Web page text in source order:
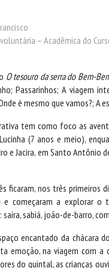
– Acadêmica do
O tesouro da serra do Bem-
Passarinhos; A viagem
é mesmo que vamos?; A
tem como foco as
(7 anos e meio),
e Jacira, em Santo Antônio
ficaram, nos três primeiros
e começaram a explorar o
saíra, sabiá, joão-de-barro,
encantado da chácara
emoção, na viagem com a
do quintal, as crianças